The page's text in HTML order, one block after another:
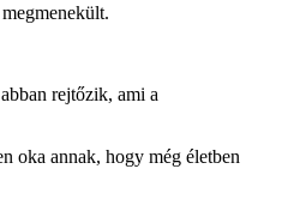
rejtőzik, ami a
oka annak, hogy még életben